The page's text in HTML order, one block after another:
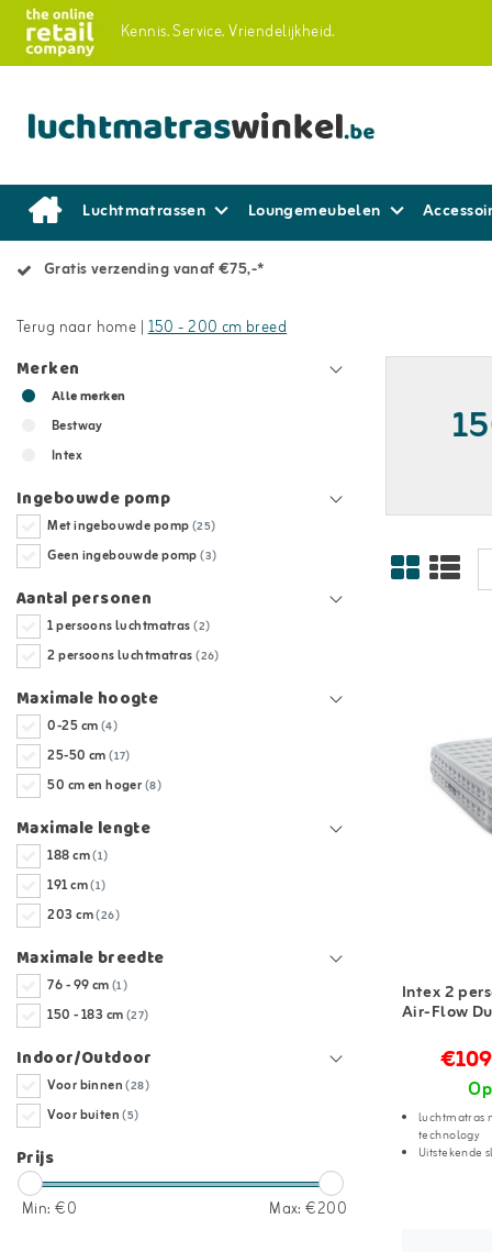
Kennis.Service.Vriendelijkheid.
Luchtmatrassen Loungemeubelen
Gratis verzending vanaf €75,-*
Terug naar home |150 - 200 cm breed
Merken
Alle merken
Bestway
Intex
Ingebouwde pomp
Met ingebouwde pomp(25)
Geen ingebouwde pomp(3)
Aantal personen
1 persoons luchtmatras(2)
2 persoons luchtmatras(26)
Maximale hoogte
0-25 cm(4)
25-50 cm(17)
50 cm en hoger(8)
Maximale lengte
188 cm(1)
191 cm(1)
203 cm(26)
Maximale breedte
76 - 99 cm(1)
150 - 183 cm(27)
Indoor/Outdoor
Voor binnen(28)
Voor buiten(5)
Prijs
Min: €0 Max: €200
Intex 2
Air-Flow
luchtmatras
technology
Uitstekende